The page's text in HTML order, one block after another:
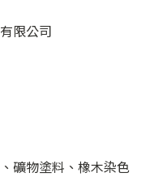
限公司
礦物塗料、橡木染色